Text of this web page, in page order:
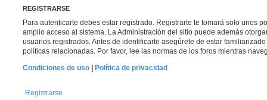
REGISTRARSE
Para autenticarte debes estar registrado. Registrarte te tomará solo unos
amplio acceso al sistema. La Administración del sitio puede además
usuarios registrados. Antes de identificarte asegúrete de estar
políticas relacionadas. Por favor, lee las normas de los foros mientras
Condiciones de uso | Política de privacidad
Registrarse